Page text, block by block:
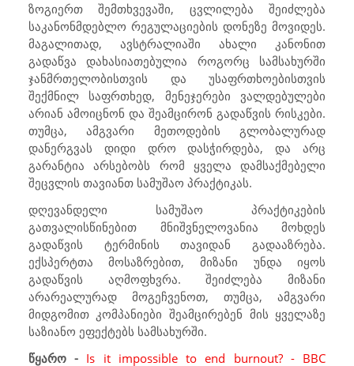
ზოგიერთ შემთხვევაში, ცვლილება შეიძლება
საკანონმდებლო რეგულაციების დონეზე მოვიდეს.
მაგალითად, ავსტრალიაში ახალი კანონით
გადაწვა დახასიათებულია როგორც სამსახურში
ჯანმრთელობისთვის და უსაფრთხოებისთვის
შექმნილ საფრთხედ, მენეჯერები ვალდებულები
არიან ამოიცნონ და შეამცირონ გადაწვის რისკები.
თუმცა, ამგვარი მეთოდების გლობალურად
დანერგვას დიდი დრო დასჭირდება, და არც
გარანტია არსებობს რომ ყველა დამსაქმებელი
შეცვლის თავიანთ სამუშაო პრაქტიკას.
დღევანდელი სამუშაო პრაქტიკების
გათვალისწინებით მნიშვნელოვანია მოხდეს
გადაწვის ტერმინის თავიდან გადააზრება.
ექსპერტთა მოსაზრებით, მიზანი უნდა იყოს
გადაწვის აღმოფხვრა. შეიძლება მიზანი
არარეალურად მოგეჩვენოთ, თუმცა, ამგვარი
მიდგომით კომპანიები შეამცირებენ მის ყველაზე
საზიანო ეფექტებს სამსახურში.
წყარო - Is it impossible to end burnout? - BBC